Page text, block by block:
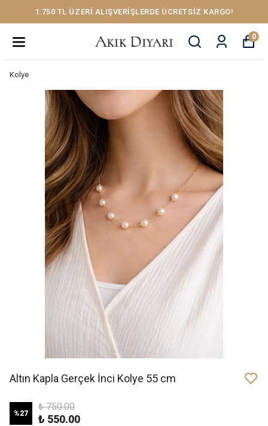
1.750 TL ÜZERİ ALIŞVERİŞLERDE ÜCRETSİZ KARGO!
0
Kolye
Altın Kapla Gerçek İnci Kolye 55 cm
%27
₺ 750.00
₺ 550.00